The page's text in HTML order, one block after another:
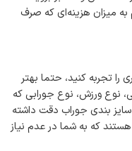
میزان هزینه‌ای که صرف
را تجربه کنید، حتما بهتر
ورزش، نوع جورابی که
سایز بندی جوراب دقت داشته
که به شما در عدم نیاز